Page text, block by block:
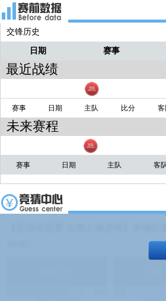
交锋历史
日期 赛事
最近战绩
赛事 日期 主队 比分 客
未来赛程
赛事 日期 主队 客